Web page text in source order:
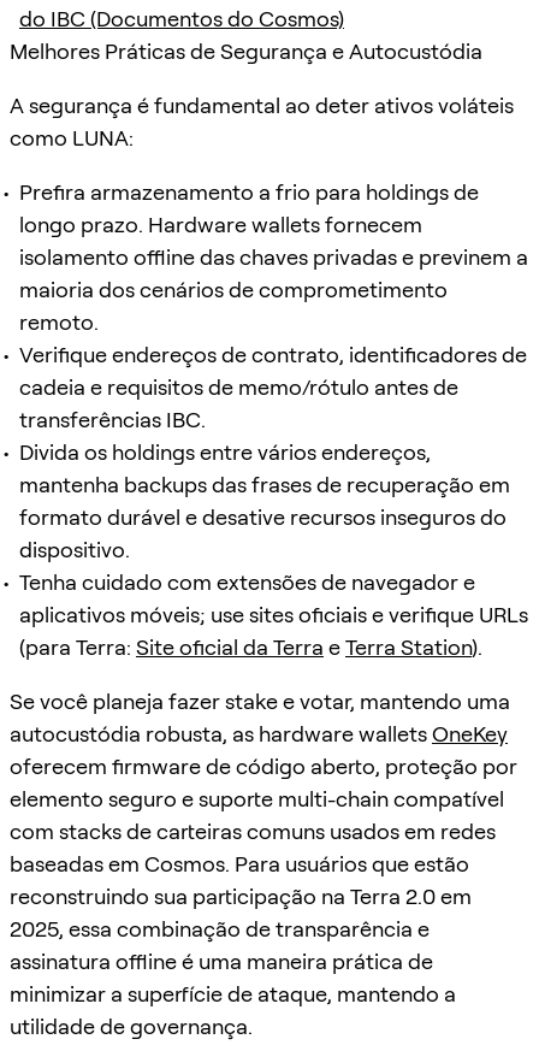
do IBC (Documentos do Cosmos)
Melhores Práticas de Segurança e Autocustódia
A segurança é fundamental ao deter ativos voláteis
como LUNA:
Prefira armazenamento a frio para holdings de
longo prazo. Hardware wallets fornecem
isolamento offline das chaves privadas e previnem a
maioria dos cenários de comprometimento
remoto.
Verifique endereços de contrato, identificadores de
cadeia e requisitos de memo/rótulo antes de
transferências IBC.
Divida os holdings entre vários endereços,
mantenha backups das frases de recuperação em
formato durável e desative recursos inseguros do
dispositivo.
Tenha cuidado com extensões de navegador e
aplicativos móveis; use sites oficiais e verifique URLs
(para Terra: Site oficial da Terra eTerra Station).
Se você planeja fazer stake e votar, mantendo uma
autocustódia robusta, as hardware walletsOneKey
oferecem firmware de código aberto, proteção por
elemento seguro e suporte multi-chain compatível
com stacks de carteiras comuns usados em redes
baseadas em Cosmos. Para usuários que estão
reconstruindo sua participação na Terra 2.0 em
2025, essa combinação de transparência e
assinatura offline é uma maneira prática de
minimizar a superfície de ataque, mantendo a
utilidade de governança.